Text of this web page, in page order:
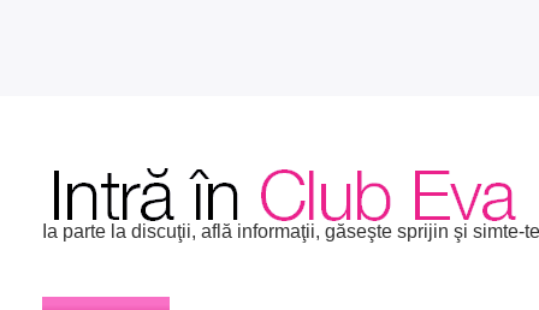
Ia parte la discuţii, află informaţii, găseşte sprijin şi simte-